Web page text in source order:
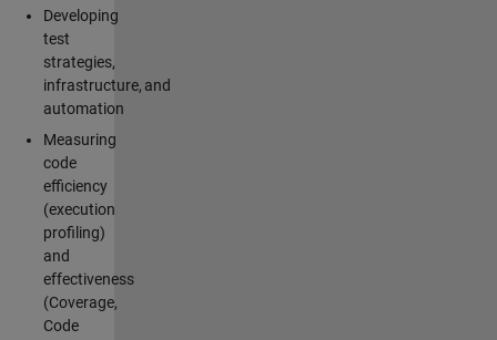
Developing
test
strategies,
infrastructure, and
automation
Measuring
code
efficiency
(execution
profiling)
and
effectiveness
(Coverage,
Code